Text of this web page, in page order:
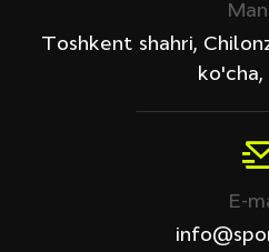
Toshkent shahri,
E-